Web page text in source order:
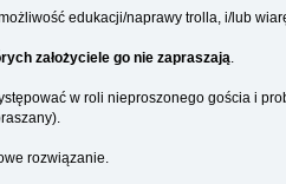
edukacji/naprawy trolla, i/lub
założyciele go nie zapraszają.
w roli nieproszonego gościa i
rozwiązanie.